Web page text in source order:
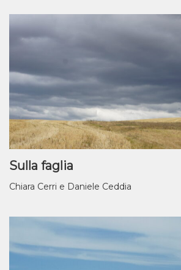
Sulla faglia
Chiara Cerri e Daniele Ceddia